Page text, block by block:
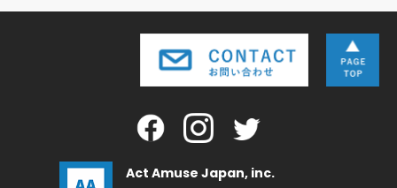
Act Amuse Japan, inc.